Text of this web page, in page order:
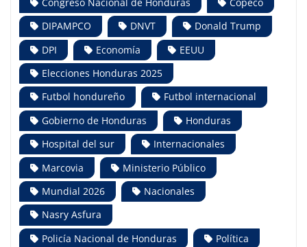
DIPAMPCO
DNVT
Donald Trump
DPI
Economía
EEUU
Elecciones Honduras 2025
Futbol hondureño
Futbol internacional
Gobierno de Honduras
Honduras
Hospital del sur
Internacionales
Marcovia
Ministerio Público
Mundial 2026
Nacionales
Nasry Asfura
Policía Nacional de Honduras
Política